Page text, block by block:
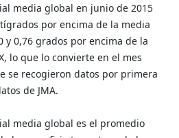
media global en junio de 2015
por encima de la media
y 0,76 grados por encima de la
lo que lo convierte en el mes
se recogieron datos por primera
de JMA.
media global es el promedio